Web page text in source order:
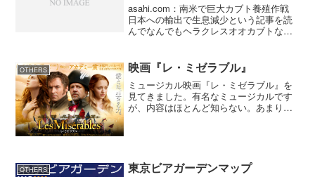
asahi.com：南米で巨大カブト養殖作戦
日本への輸出で生息減少という記事を読
んでなんでもヘラクレスオオカブトなど
型のカブトムシは人気がなくもっぱら日
本に輸出してい...
OTHERS 映画『レ・ミゼラブル』
ミュージカル映画『レ・ミゼラブル』を
見てきました。有名なミュージカルです
が、内容はほとんど知らない。あまり興
OTHERS 東京ビアガーデンマップ